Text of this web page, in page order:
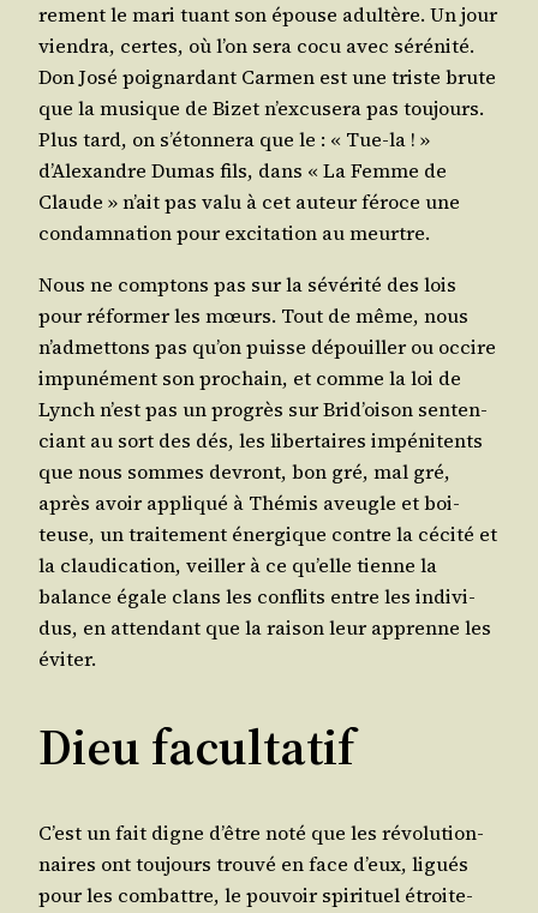
re­ment le mari tuant son épouse adul­tère. Un jour
vien­dra, certes, où l’on sera cocu avec séré­ni­té.
Don José poi­gnar­dant Car­men est une triste brute
que la musique de Bizet n’excusera pas tou­jours.
Plus tard, on s’étonnera que le : « Tue-la ! »
d’Alexandre Dumas fils, dans « La Femme de
Claude » n’ait pas valu à cet auteur féroce une
condam­na­tion pour exci­ta­tion au meurtre.
Nous ne comp­tons pas sur la sévé­ri­té des lois
pour réfor­mer les mœurs. Tout de même, nous
n’admettons pas qu’on puisse dépouiller ou occire
impu­né­ment son pro­chain, et comme la loi de
Lynch n’est pas un pro­grès sur Brid’oison sen­ten­
ciant au sort des dés, les liber­taires impé­ni­tents
que nous sommes devront, bon gré, mal gré,
après avoir appli­qué à Thé­mis aveugle et boi­
teuse, un trai­te­ment éner­gique contre la céci­té et
la clau­di­ca­tion, veiller à ce qu’elle tienne la
balance égale clans les conflits entre les indi­vi­
dus, en atten­dant que la rai­son leur apprenne les
éviter.
Dieu facultatif
C’est un fait digne d’être noté que les révo­lu­tion­
naires ont tou­jours trou­vé en face d’eux, ligués
pour les com­battre, le pou­voir spi­ri­tuel étroi­te­